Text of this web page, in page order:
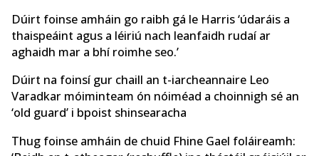
Dúirt foinse amháin go raibh gá le Harris ‘údaráis a
thaispeáint agus a léiriú nach leanfaidh rudaí ar
aghaidh mar a bhí roimhe seo.’
Dúirt na foinsí gur chaill an t-iarcheannaire Leo
Varadkar móiminteam ón nóiméad a choinnigh sé an
‘old guard’ i bpoist shinsearacha
Thug foinse amháin de chuid Fhine Gael foláireamh: